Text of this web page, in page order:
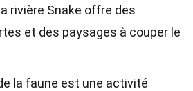
rivière Snake offre des
et des paysages à couper le
la faune est une activité